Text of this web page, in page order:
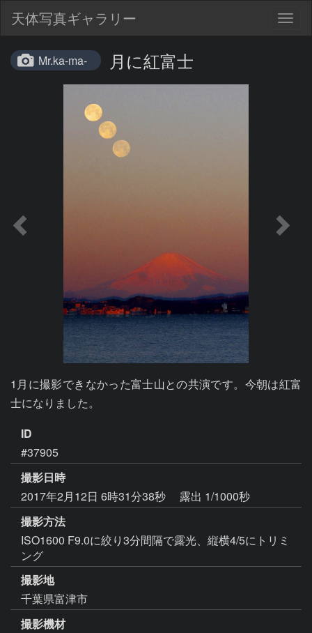
天体写真ギャラリー
Mr.ka-ma- 月に紅富士
1月に撮影できなかった富士山との共演です。今朝は紅富
士になりました。
ID
#37905
撮影日時
2017年2月12日 6時31分38秒
露出 1/1000秒
撮影方法
ISO1600 F9.0に絞り3分間隔で露光、縦横4/5にトリミ
ング
撮影地
千葉県富津市
撮影機材